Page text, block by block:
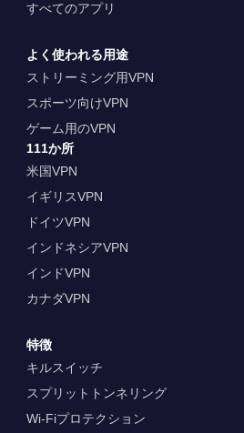
すべてのアプリ
よく使われる用途
ストリーミング用VPN
スポーツ向けVPN
ゲーム用のVPN
111か所
米国VPN
イギリスVPN
ドイツVPN
インドネシアVPN
インドVPN
カナダVPN
特徴
キルスイッチ
スプリットトンネリング
Wi-Fiプロテクション